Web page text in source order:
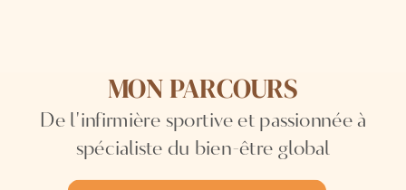
MON PARCOURS
De l'infirmière sportive et passionnée à
spécialiste du bien-être global